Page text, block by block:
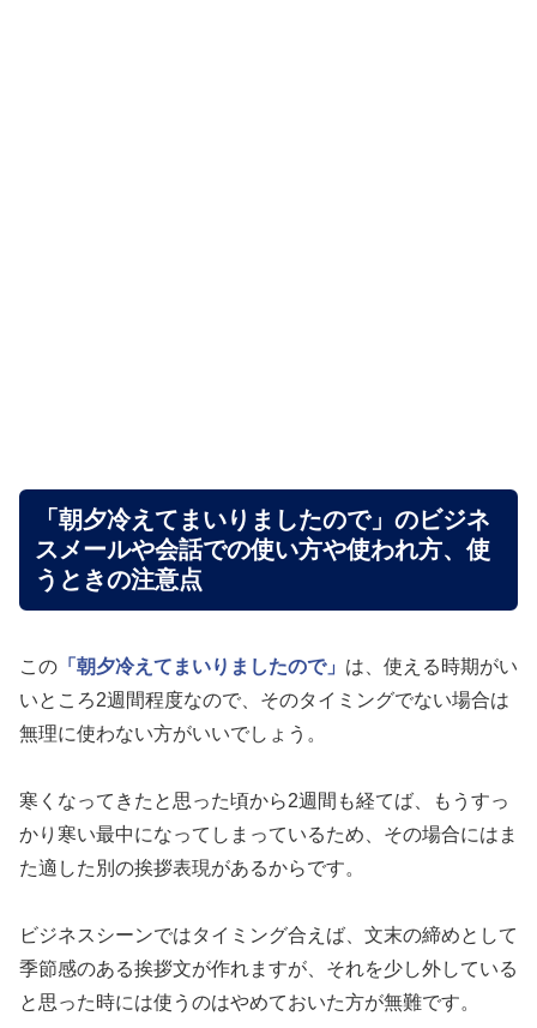
「朝夕冷えてまいりましたので」のビジネ
スメールや会話での使い方や使われ方、使
うときの注意点
この 「朝夕冷えてまいりましたので」 は、使える時期がい
いところ2週間程度なので、そのタイミングでない場合は
無理に使わない方がいいでしょう。
寒くなってきたと思った頃から2週間も経てば、もうすっ
かり寒い最中になってしまっているため、その場合にはま
た適した別の挨拶表現があるからです。
ビジネスシーンではタイミング合えば、文末の締めとして
季節感のある挨拶文が作れますが、それを少し外している
と思った時には使うのはやめておいた方が無難です。